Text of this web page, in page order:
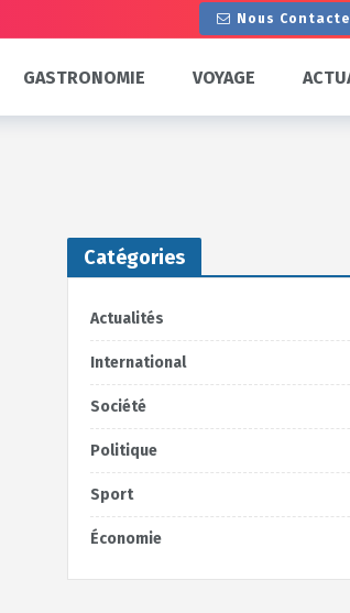
Nous
GASTRONOMIE VOYAGE
Catégories
Actualités
International
Société
Politique
Sport
Économie